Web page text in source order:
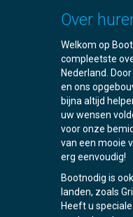
Over
Welkom op
compleetste
Nederland.
en ons
bijna altijd
uw wensen
voor onze
van een mooie
erg eenvoudig!
Bootnodig is
landen, zoals
Heeft u